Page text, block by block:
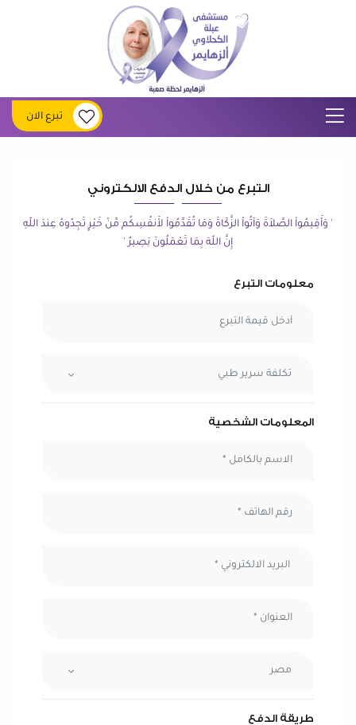
تبرع الان
التبرع من خلال الدفع الالكتروني
' وَأَقِيمُواْ الصَّلاَةَ وَآتُواْ الزَّكَاةَ وَمَا تُقَدِّمُواْ لأَنفُسِكُم مِّنْ خَيْرٍ تَجِدُوهُ عِندَ اللّهِ
إِنَّ اللّهَ بِمَا تَعْمَلُونَ بَصِيرٌ '
معلومات التبرع
تكلفة سرير طبي
المعلومات الشخصية
مصر
طريقة الدفع